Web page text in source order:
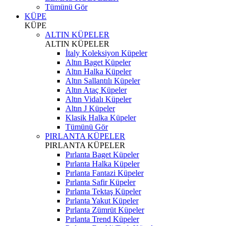
Tümünü Gör
KÜPE
KÜPE
ALTIN KÜPELER
ALTIN KÜPELER
İtaly Koleksiyon Küpeler
Altın Baget Küpeler
Altın Halka Küpeler
Altın Sallantılı Küpeler
Altın Ataç Küpeler
Altın Vidalı Küpeler
Altın J Küpeler
Klasik Halka Küpeler
Tümünü Gör
PIRLANTA KÜPELER
PIRLANTA KÜPELER
Pırlanta Baget Küpeler
Pırlanta Halka Küpeler
Pırlanta Fantazi Küpeler
Pırlanta Safir Küpeler
Pırlanta Tektaş Küpeler
Pırlanta Yakut Küpeler
Pırlanta Zümrüt Küpeler
Pırlanta Trend Küpeler